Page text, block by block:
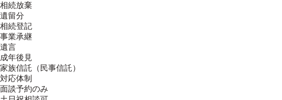
相続放棄
遺留分
相続登記
事業承継
遺言
成年後見
家族信託（民事信託）
対応体制
面談予約のみ